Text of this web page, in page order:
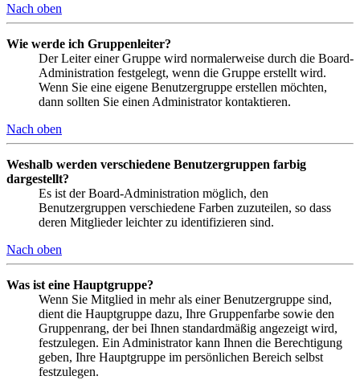
Nach oben
Wie werde ich Gruppenleiter?
Der Leiter einer Gruppe wird normalerweise durch die Board-
Administration festgelegt, wenn die Gruppe erstellt wird.
Wenn Sie eine eigene Benutzergruppe erstellen möchten,
dann sollten Sie einen Administrator kontaktieren.
Nach oben
Weshalb werden verschiedene Benutzergruppen farbig
dargestellt?
Es ist der Board-Administration möglich, den
Benutzergruppen verschiedene Farben zuzuteilen, so dass
deren Mitglieder leichter zu identifizieren sind.
Nach oben
Was ist eine Hauptgruppe?
Wenn Sie Mitglied in mehr als einer Benutzergruppe sind,
dient die Hauptgruppe dazu, Ihre Gruppenfarbe sowie den
Gruppenrang, der bei Ihnen standardmäßig angezeigt wird,
festzulegen. Ein Administrator kann Ihnen die Berechtigung
geben, Ihre Hauptgruppe im persönlichen Bereich selbst
festzulegen.